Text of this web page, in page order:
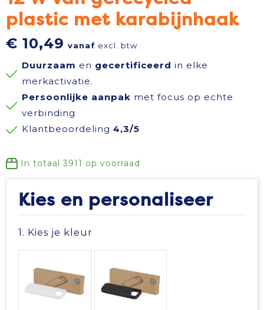
Reisbenodigdheden
Schrijfwaren
Sinterklaas
Sleutelhangers en Lanyards
Themapakketten
Veiligheid, Auto en Fiets
Vrije tijd en Strand
Waterflesjes
Reflecterende polo's
Reflecterende vesten
Regenkleding
Schoenen
T-Shirts
Veiligheidssignalering en Verlichting
Veiligheidsvesten en Veiligheidshesjes
Vesten
Schoenen
Sweaters
T-Shirts
Vesten
Koeltassen en Koelboxen
Koffers en Trolleys
Laptop hoezen en tassen
Lunchtassen
Opvouwbare tassen
Papieren tassen
Picknicktassen en manden
Promotietassen
plastic met karabijnhaak
€ 10,49 vanaf excl. btw
Duurzaam en gecertificeerd in elke
merkactivatie.
Persoonlijke aanpak met focus op echte
verbinding
Klantbeoordeling 4,3/5
In totaal 3911 op voorraad
Kies en personaliseer
1. Kies je kleur